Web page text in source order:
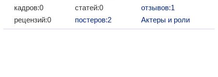
кадров:0
рецензий:0
статей:0
постеров:2
отзывов:1
Актеры и роли